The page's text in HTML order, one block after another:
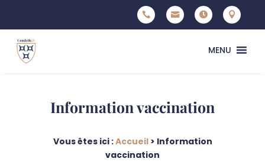




MENU
Information vaccination
Vous êtes ici :Accueil> Information
vaccination